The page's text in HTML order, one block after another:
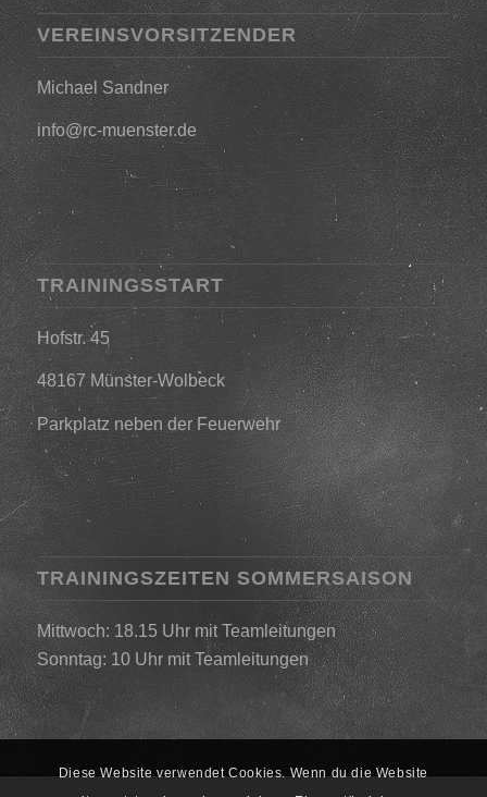
VEREINSVORSITZENDER
Michael Sandner
info@rc-muenster.de
TRAININGSSTART
Hofstr. 45
48167 Münster-Wolbeck
Parkplatz neben der Feuerwehr
TRAININGSZEITEN SOMMERSAISON
Mittwoch: 18.15 Uhr mit Teamleitungen
Sonntag: 10 Uhr mit Teamleitungen
Diese Website verwendet Cookies. Wenn du die Website